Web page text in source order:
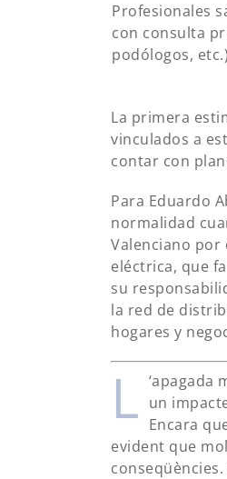
Profesionales
con consulta
podólogos, etc.)
La primera
vinculados a
contar con
Para Eduardo
normalidad
Valenciano por
eléctrica, que
su
la red de
hogares y
L ‘apagada
un
Encara
evident que